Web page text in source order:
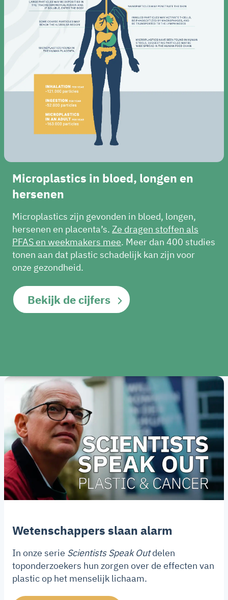
Microplastics in bloed, longen en
hersenen
Microplastics zijn gevonden in bloed, longen,
hersenen en placenta’s. Ze dragen stoffen als
PFAS en weekmakers mee. Meer dan 400 studies
tonen aan dat plastic schadelijk kan zijn voor
onze gezondheid.
Bekijk de cijfers
Wetenschappers slaan alarm
In onze serie Scientists Speak Outdelen
toponderzoekers hun zorgen over de effecten van
plastic op het menselijk lichaam.